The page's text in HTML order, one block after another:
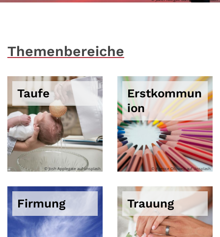
Themenbereiche
Taufe
© Josh Applegate auf unsplash
Erstkommun
ion
© Agence Olloweb auf Unsplash
Firmung Trauung